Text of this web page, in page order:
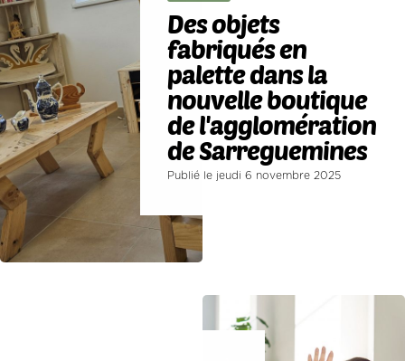
Des objets
fabriqués en
palette dans la
nouvelle boutique
de l'agglomération
de Sarreguemines
Publié le jeudi 6 novembre 2025